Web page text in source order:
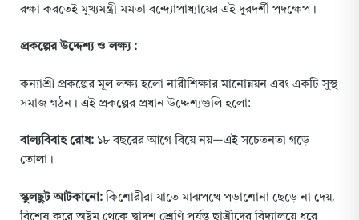
রক্ষা করতেই মুখ্যমন্ত্রী মমতা বন্দ্যোপাধ্যায়ের এই দূরদর্শী পদক্ষেপ।
প্রকল্পের উদ্দেশ্য ও লক্ষ্য :
কন্যাশ্রী প্রকল্পের মূল লক্ষ্য হলো নারীশিক্ষার মানোন্নয়ন এবং একটি সুস্থ
সমাজ গঠন। এই প্রকল্পের প্রধান উদ্দেশ্যগুলি হলো:
বাল্যবিবাহ রোধ: ১৮ বছরের আগে বিয়ে নয়—এই সচেতনতা গড়ে
তোলা।
স্কুলছুট আটকানো:কিশোরীরা যাতে মাঝপথে পড়াশোনা ছেড়ে না দেয়,
বিশেষ করে অষ্টম থেকে দ্বাদশ শ্রেণি পর্যন্ত ছাত্রীদের বিদ্যালয়ে ধরে